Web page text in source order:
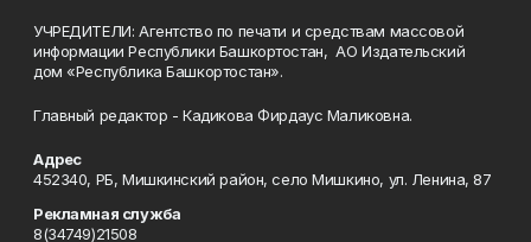
УЧРЕДИТЕЛИ: Агентство по печати и средствам массовой
информации Республики Башкортостан, АО Издательский
дом «Республика Башкортостан».
Главный редактор - Кадикова Фирдаус Маликовна.
Адрес
452340, РБ, Мишкинский район, село Мишкино, ул. Ленина, 87
Рекламная служба
8(34749)21508